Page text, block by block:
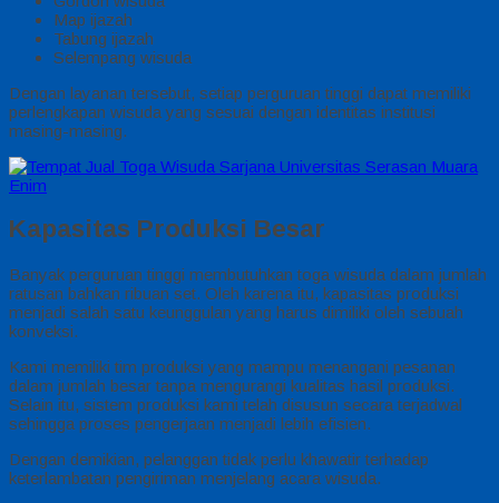
Map ijazah
Tabung ijazah
Selempang wisuda
Dengan layanan tersebut, setiap perguruan tinggi dapat memiliki
perlengkapan wisuda yang sesuai dengan identitas institusi
masing-masing.
Kapasitas Produksi Besar
Banyak perguruan tinggi membutuhkan toga wisuda dalam jumlah
ratusan bahkan ribuan set. Oleh karena itu, kapasitas produksi
menjadi salah satu keunggulan yang harus dimiliki oleh sebuah
konveksi.
Kami memiliki tim produksi yang mampu menangani pesanan
dalam jumlah besar tanpa mengurangi kualitas hasil produksi.
Selain itu, sistem produksi kami telah disusun secara terjadwal
sehingga proses pengerjaan menjadi lebih efisien.
Dengan demikian, pelanggan tidak perlu khawatir terhadap
keterlambatan pengiriman menjelang acara wisuda.